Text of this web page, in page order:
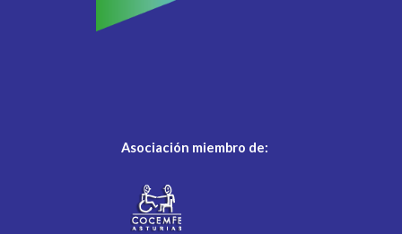
Asociación miembro de: